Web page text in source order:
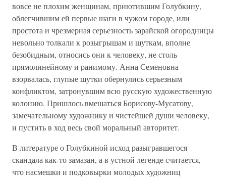
вовсе не плохим женщинам, приютившим Голубкину,
облегчившим ей первые шаги в чужом городе, или
простота и чрезмерная серьезность зарайской огородницы
невольно толкали к розыгрышам и шуткам, вполне
безобидным, относись они к человеку, не столь
прямолинейному и ранимому. Анна Семеновна
взорвалась, глупые шутки обернулись серьезным
конфликтом, затронувшим всю русскую художественную
колонию. Пришлось вмешаться Борисову-Мусатову,
замечательному художнику и чистейшей души человеку,
и пустить в ход весь свой моральный авторитет.
В литературе о Голубкиной исход разыгравшегося
скандала как-то замазан, а в устной легенде считается,
что насмешки и подковырки молодых художниц